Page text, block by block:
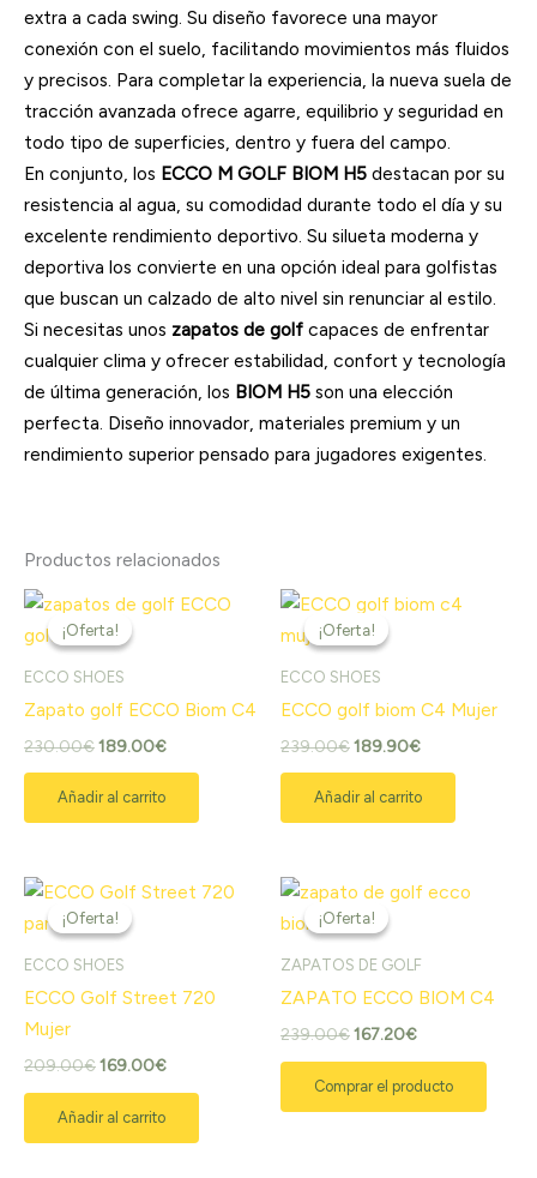
extra a cada swing. Su diseño favorece una mayor
conexión con el suelo, facilitando movimientos más fluidos
y precisos. Para completar la experiencia, la nueva suela de
tracción avanzada ofrece agarre, equilibrio y seguridad en
todo tipo de superficies, dentro y fuera del campo.
En conjunto, los ECCO M GOLF BIOM H5 destacan por su
resistencia al agua, su comodidad durante todo el día y su
excelente rendimiento deportivo. Su silueta moderna y
deportiva los convierte en una opción ideal para golfistas
que buscan un calzado de alto nivel sin renunciar al estilo.
Si necesitas unos zapatos de golf capaces de enfrentar
cualquier clima y ofrecer estabilidad, confort y tecnología
de última generación, los BIOM H5 son una elección
perfecta. Diseño innovador, materiales premium y un
rendimiento superior pensado para jugadores exigentes.
Productos relacionados
¡Oferta!
¡Oferta!
ECCO SHOES
Zapato golf ECCO Biom C4
230.00€
El
precio
original
230.00€.
189.00€
El
Añadir al carrito
¡Oferta!
¡Oferta!
ECCO SHOES
ECCO golf biom C4 Mujer
239.00€
El
precio
original
239.00€.
189.90€
El
Añadir al carrito
¡Oferta!
¡Oferta!
ECCO SHOES
ECCO Golf Street 720
Mujer
209.00€
El
precio
original
209.00€.
169.00€
El
Añadir al carrito
¡Oferta!
¡Oferta!
ZAPATOS DE GOLF
ZAPATO ECCO BIOM C4
239.00€
El
precio
original
239.00€.
167.20€
El
Comprar el producto